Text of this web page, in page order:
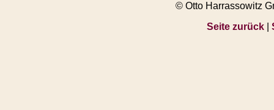
© Otto Harrassowitz
Seite zurück|